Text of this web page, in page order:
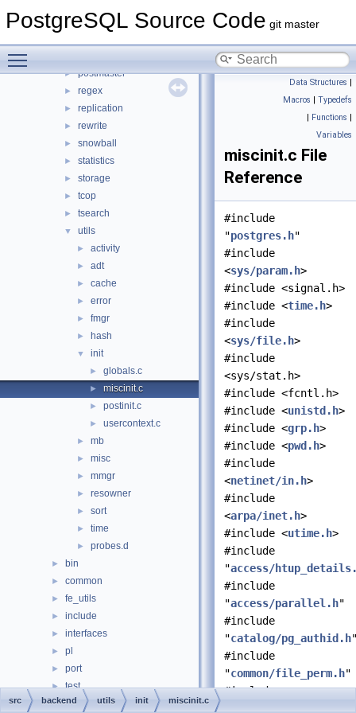
PostgreSQL Source Code git master
► parser
► postmaster
► regex
► replication
► rewrite
► snowball
► statistics
► storage
► tcop
► tsearch
▼ utils
► activity
► adt
► cache
► error
► fmgr
► hash
▼ init
► globals.c
► miscinit.c
► postinit.c
► usercontext.c
► mb
► misc
► mmgr
► resowner
► sort
► time
► probes.d
► bin
► common
► fe_utils
► include
► interfaces
► pl
► port
► test
► timezone
Data Structures |
Macros | Typedefs
| Functions |
Variables
miscinit.c File
Reference
#include
"postgres.h"
#include
<sys/param.h>
#include <signal.h>
#include <time.h>
#include
<sys/file.h>
#include
<sys/stat.h>
#include <fcntl.h>
#include <unistd.h>
#include <grp.h>
#include <pwd.h>
#include
<netinet/in.h>
#include
<arpa/inet.h>
#include <utime.h>
#include
"access/
#include
"access/parallel.h"
#include
"catalog/pg_authid.h
#include
"common/file_perm.h"
#include
src backend utils init miscinit.c